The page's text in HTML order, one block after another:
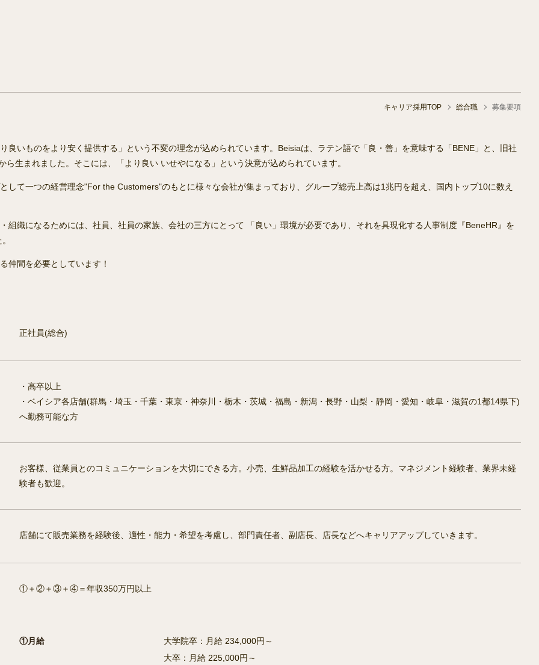
キャリア採用TOP 総合職 募集要項
良いものをより安く提供する」という不変の理念が込められています。Beisiaは、ラテン語で「良・善」を意味する「BENE」と、旧社
ら生まれました。そこには、「より良い いせやになる」という決意が込められています。
して一つの経営理念"For the Customers"のもとに様々な会社が集まっており、グループ総売上高は1兆円を超え、国内トップ10に数え
組織になるためには、社員、社員の家族、会社の三方にとって 「良い」環境が必要であり、それを具現化する人事制度『BeneHR』を
仲間を必要としています！
正社員(総合)
・高卒以上
・ベイシア各店舗(群馬・埼玉・千葉・東京・神奈川・栃木・茨城・福島・新潟・長野・山梨・静岡・愛知・岐阜・滋賀の1都14県下)
へ勤務可能な方
お客様、従業員とのコミュニケーションを大切にできる方。小売、生鮮品加工の経験を活かせる方。マネジメント経験者、業界未経
験者も歓迎。
店舗にて販売業務を経験後、適性・能力・希望を考慮し、部門責任者、副店長、店長などへキャリアアップしていきます。
①＋②＋③＋④＝年収350万円以上
①月給
大学院卒：月給 234,000円～
大卒：月給 225,000円～